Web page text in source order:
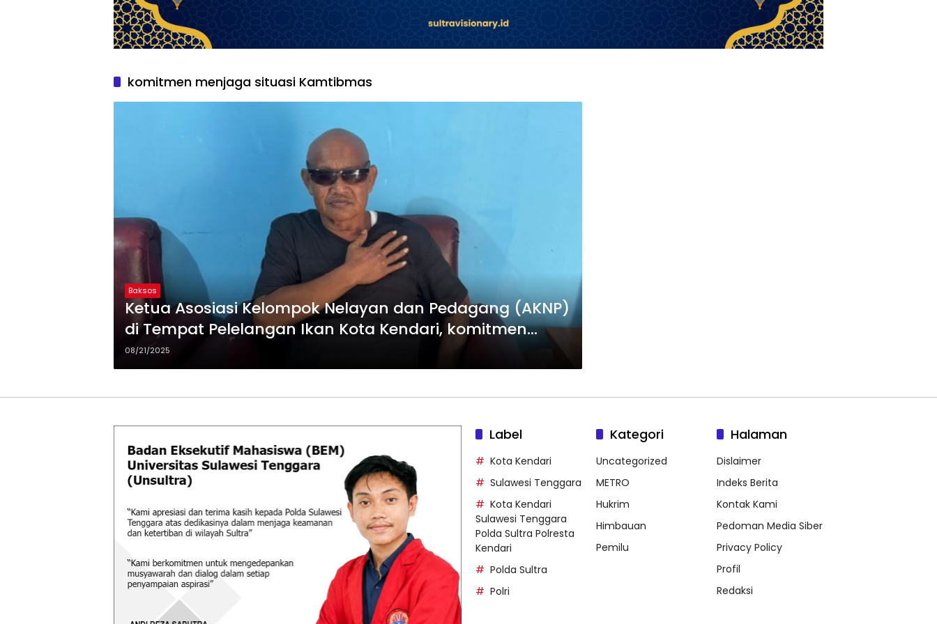
komitmen menjaga situasi Kamtibmas
Baksos
Ketua Asosiasi Kelompok Nelayan dan Pedagang (AKNP)
di Tempat Pelelangan Ikan Kota Kendari, komitmen
menjaga situasi Kamtibmas
08/21/2025
Label
Kota Kendari
Sulawesi Tenggara
Kota Kendari
Sulawesi Tenggara
Polda Sultra Polresta
Kendari
Polda Sultra
Polri
Kategori
Uncategorized
METRO
Hukrim
Himbauan
Pemilu
Halaman
Dislaimer
Indeks Berita
Kontak Kami
Pedoman Media Siber
Privacy Policy
Profil
Redaksi